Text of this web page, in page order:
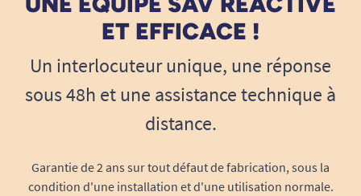
ET EFFICACE !
Un interlocuteur unique, une réponse
sous 48h et une assistance technique à
distance.
Garantie de 2 ans sur tout défaut de fabrication, sous la
condition d'une installation et d'une utilisation normale.